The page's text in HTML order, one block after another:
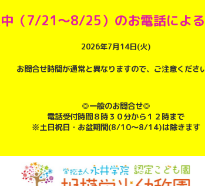
（7/21～8/25）のお電話によ
2026年7月14日(火)
お問合せ時間が通常と異なりますので、ご注意ください
◎一般のお問合せ◎
電話受付時間８時３０分から１２時まで
※土日祝日・お盆期間(8/10～8/14)は除きます